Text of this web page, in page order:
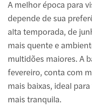
A melhor época para
depende de sua
alta temporada, de
mais quente e
multidões maiores. A
fevereiro, conta com
mais baixas, ideal
mais tranquila.